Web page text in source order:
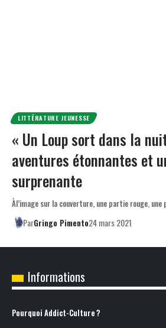
LITTÉRATURE JEUNESSE
« Un Loup sort dans la
aventures étonnantes et
surprenante
Àl’image sur la couverture, une partie rouge,
ParGringo Pimento24 mars 2021
Informations
Pourquoi Addict-Culture ?